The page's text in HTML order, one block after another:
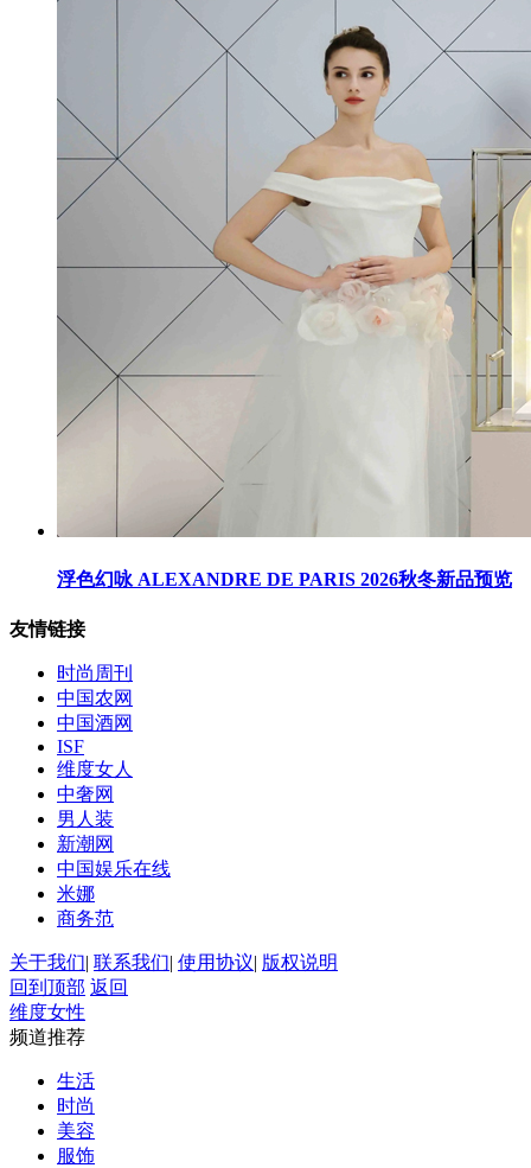
浮色幻咏 ALEXANDRE DE PARIS 2026秋冬新品预览
友情链接
时尚周刊
中国农网
中国酒网
ISF
维度女人
中奢网
男人装
新潮网
中国娱乐在线
米娜
商务范
关于我们| 联系我们| 使用协议| 版权说明
回到顶部 返回
维度女性
频道推荐
生活
时尚
美容
服饰